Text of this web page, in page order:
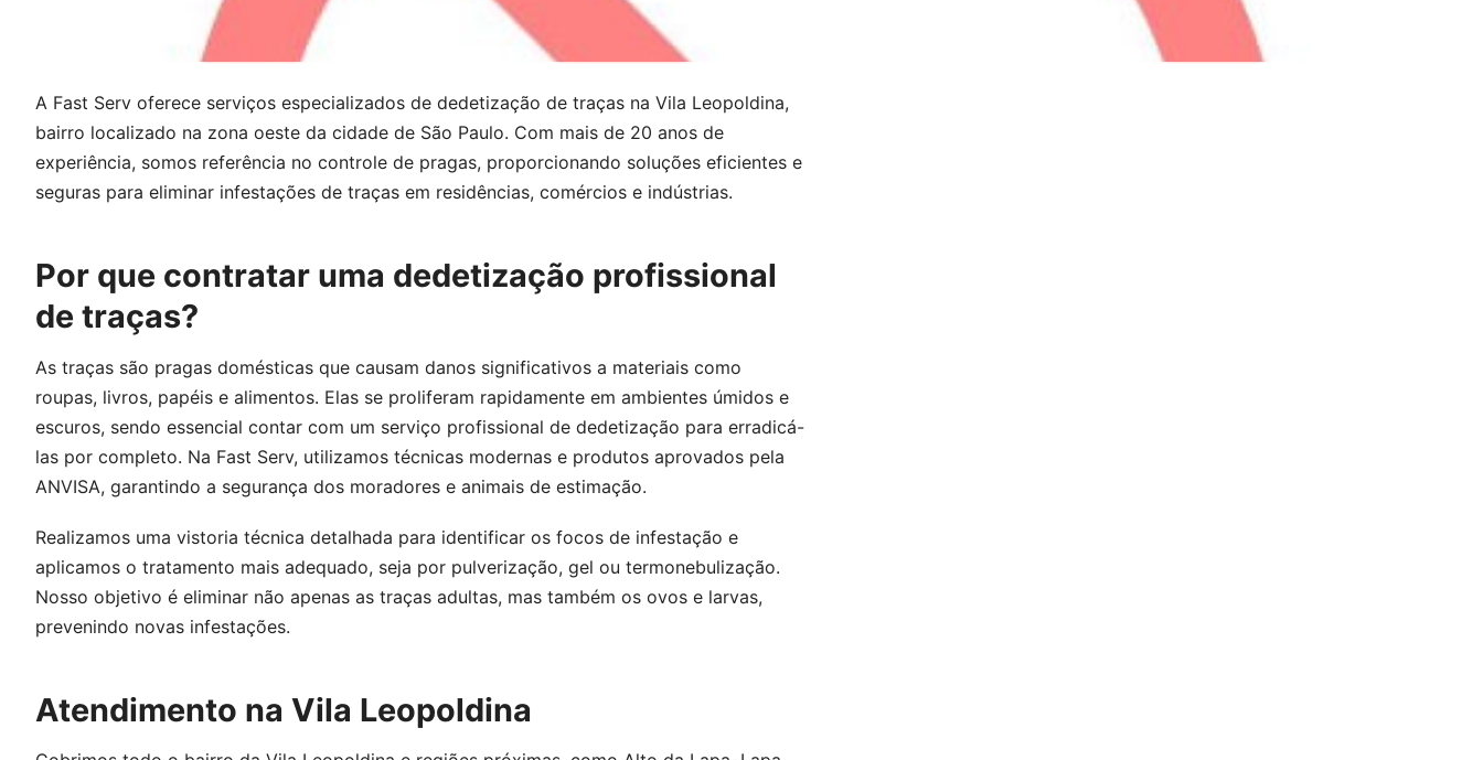
A Fast Serv oferece serviços especializados de dedetização de traças na Vila Leopoldina,
bairro localizado na zona oeste da cidade de São Paulo. Com mais de 20 anos de
experiência, somos referência no controle de pragas, proporcionando soluções eficientes e
seguras para eliminar infestações de traças em residências, comércios e indústrias.
Por que contratar uma dedetização profissional
de traças?
As traças são pragas domésticas que causam danos significativos a materiais como
roupas, livros, papéis e alimentos. Elas se proliferam rapidamente em ambientes úmidos e
escuros, sendo essencial contar com um serviço profissional de dedetização para erradicá-
las por completo. Na Fast Serv, utilizamos técnicas modernas e produtos aprovados pela
ANVISA, garantindo a segurança dos moradores e animais de estimação.
Realizamos uma vistoria técnica detalhada para identificar os focos de infestação e
aplicamos o tratamento mais adequado, seja por pulverização, gel ou termonebulização.
Nosso objetivo é eliminar não apenas as traças adultas, mas também os ovos e larvas,
prevenindo novas infestações.
Atendimento na Vila Leopoldina